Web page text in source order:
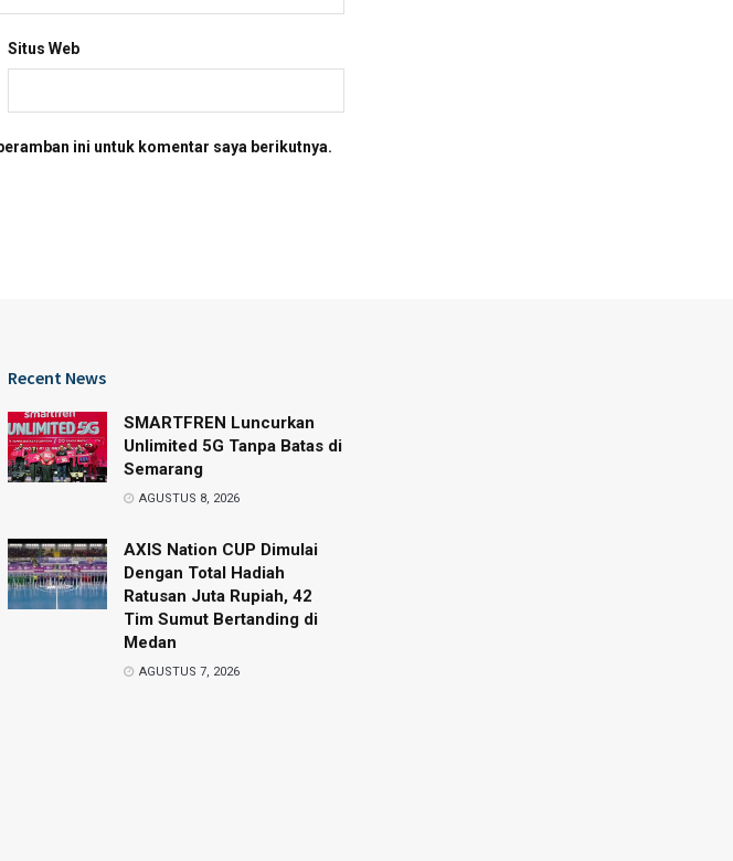
Situs Web
ini untuk komentar saya berikutnya.
Recent News
SMARTFREN Luncurkan
Unlimited 5G Tanpa Batas di
Semarang
AGUSTUS 8, 2026
AXIS Nation CUP Dimulai
Dengan Total Hadiah
Ratusan Juta Rupiah, 42
Tim Sumut Bertanding di
Medan
AGUSTUS 7, 2026